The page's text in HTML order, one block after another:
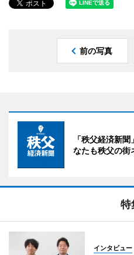
前の写真
「秩父経済新
なたも秩父の街
特
インタビュー